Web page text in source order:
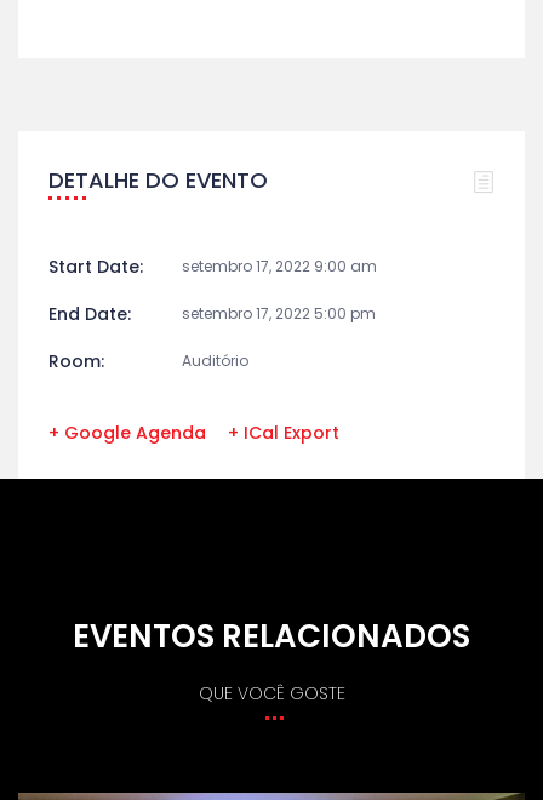
DETALHE DO EVENTO
Start Date: setembro 17, 2022 9:00 am
End Date: setembro 17, 2022 5:00 pm
Room: Auditório
+ Google Agenda + ICal Export
EVENTOS RELACIONADOS
QUE VOCÊ GOSTE